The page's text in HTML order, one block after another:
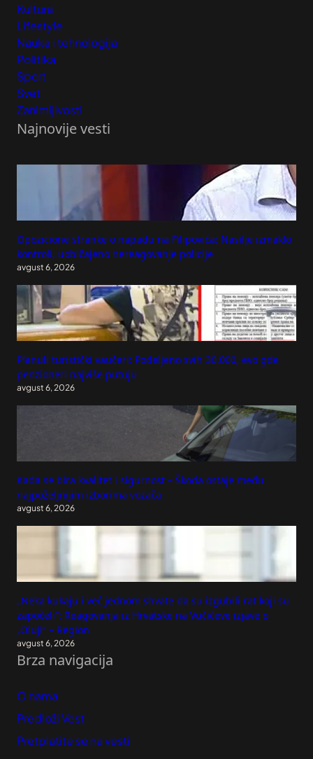
Kultura
Lifestyle
Nauka i tehnologija
Politika
Sport
Svet
Zanimljivosti
Najnovije vesti
Opozicione stranke o napadu na Filipovića: Nasilje izmaklo
kontroli, uobičajeno nereagovanje policije
avgust 6, 2026
Planuli turistički vaučeri: Podeljeno svih 30.000, evo gde
penzioneri najviše putuju
avgust 6, 2026
Kada se bira kvalitet i sigurnost – Škoda ostaje među
najpoželjnijim izborima vozača
avgust 6, 2026
„Neka kukaju i već jednom shvate da su izgubili rat koji su
započeli“: Reagovanja iz Hrvatske na Vučićeve izjave o
„Oluji“ – Region
avgust 6, 2026
Brza navigacija
O nama
Predloži Vest
Pretplatite se na vesti